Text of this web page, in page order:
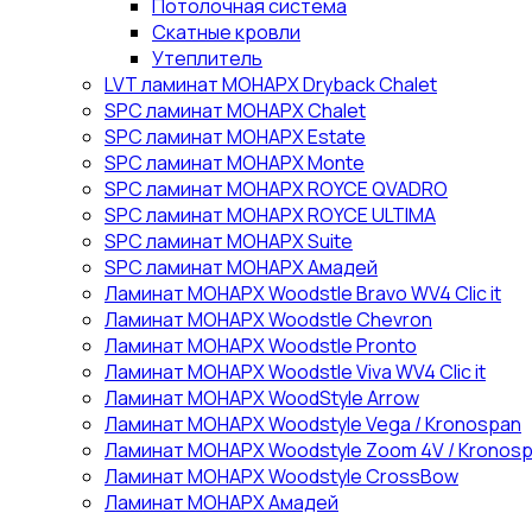
Потолочная система
Скатные кровли
Утеплитель
LVT ламинат МОНАРХ Dryback Chalet
SPC ламинат МОНАРХ Chalet
SPC ламинат МОНАРХ Estate
SPC ламинат МОНАРХ Monte
SPC ламинат МОНАРХ ROYCE QVADRO
SPC ламинат МОНАРХ ROYCE ULTIMA
SPC ламинат МОНАРХ Suite
SPC ламинат МОНАРХ Амадей
Ламинат МОНАРХ Woodstle Bravo WV4 Clic it
Ламинат МОНАРХ Woodstle Chevron
Ламинат МОНАРХ Woodstle Pronto
Ламинат МОНАРХ Woodstle Viva WV4 Clic it
Ламинат МОНАРХ WoodStyle Arrow
Ламинат МОНАРХ Woodstyle Vega / Kronospan
Ламинат МОНАРХ Woodstyle Zoom 4V /
Ламинат МОНАРХ Woodstyle СrossBow
Ламинат МОНАРХ Амадей